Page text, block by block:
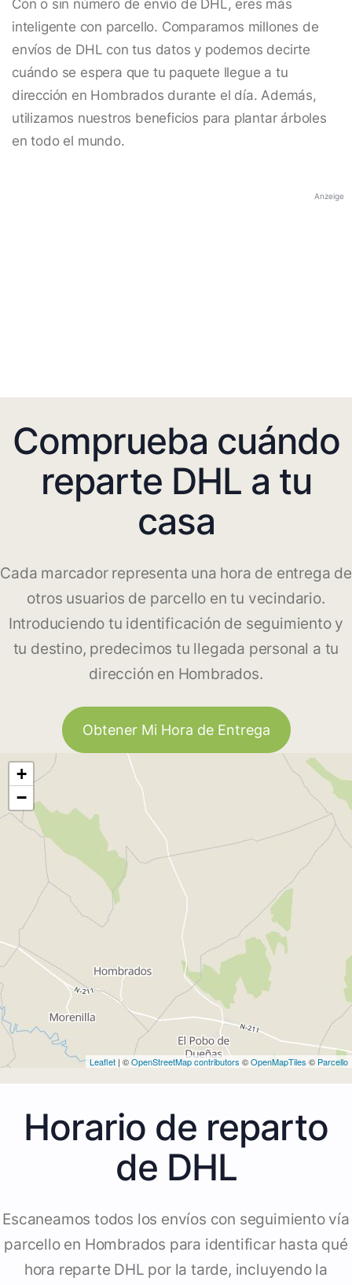
Con o sin número de envío de DHL, eres más
inteligente con parcello. Comparamos millones de
envíos de DHL con tus datos y podemos decirte
cuándo se espera que tu paquete llegue a tu
dirección en Hombrados durante el día. Además,
utilizamos nuestros beneficios para plantar árboles
en todo el mundo.
Anzeige
Comprueba cuándo
reparte DHL a tu
casa
Cada marcador representa una hora de entrega de
otros usuarios de parcello en tu vecindario.
Introduciendo tu identificación de seguimiento y
tu destino, predecimos tu llegada personal a tu
dirección en Hombrados.
Obtener Mi Hora de Entrega
+
−
Leaflet | ©OpenStreetMap contributors ©OpenMapTiles © Parcello
Horario de reparto
de DHL
Escaneamos todos los envíos con seguimiento vía
parcello en Hombrados para identificar hasta qué
hora reparte DHL por la tarde, incluyendo la